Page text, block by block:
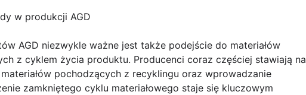
w produkcji AGD
AGD niezwykle ważne jest także podejście do materiałów
z cyklem życia produktu. Producenci coraz częściej stawiają na
pochodzących z recyklingu oraz wprowadzanie
zamkniętego cyklu materiałowego staje się kluczowym